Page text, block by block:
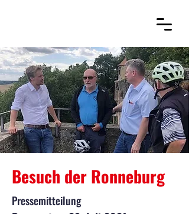
Besuch der Ronneburg
Pressemitteilung